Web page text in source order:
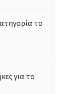
το
για το